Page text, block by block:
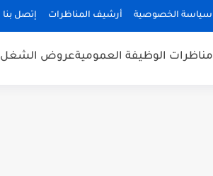
سياسة الخصوصية أرشيف المناظرات إتصل بنا
مناظرات الوظيفة العموميةعروض الشغل